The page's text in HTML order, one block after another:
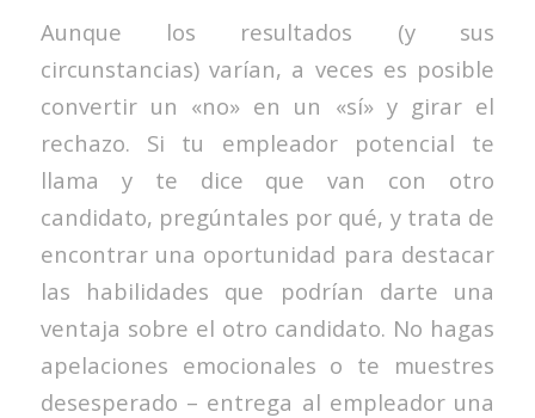
Aunque los resultados (y sus
circunstancias) varían, a veces es posible
convertir un «no» en un «sí» y girar el
rechazo. Si tu empleador potencial te
llama y te dice que van con otro
candidato, pregúntales por qué, y trata de
encontrar una oportunidad para destacar
las habilidades que podrían darte una
ventaja sobre el otro candidato. No hagas
apelaciones emocionales o te muestres
desesperado – entrega al empleador una